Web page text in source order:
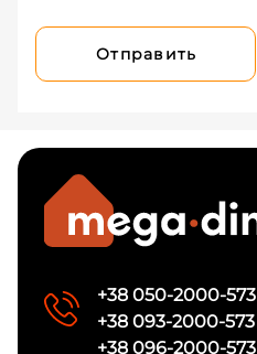
Отправить
+38 050-2000-573
+38 093-2000-573
+38 096-2000-573